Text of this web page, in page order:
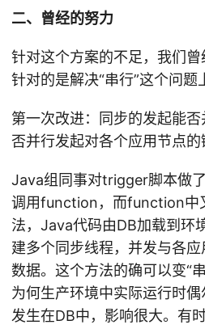
二、曾经的努力
针对这个方案的不足，我们
针对的是解决“串行”这个问题
第一次改进：同步的发起能
否并行发起对各个应用节点的
Java组同事对trigger脚本做
调用function，而function中
法，Java代码由DB加载到环
建多个同步线程，并发与各
数据。这个方法的确可以变“
为何生产环境中实际运行时
发生在DB中，影响很大。有